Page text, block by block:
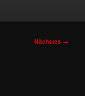
Nächstes →